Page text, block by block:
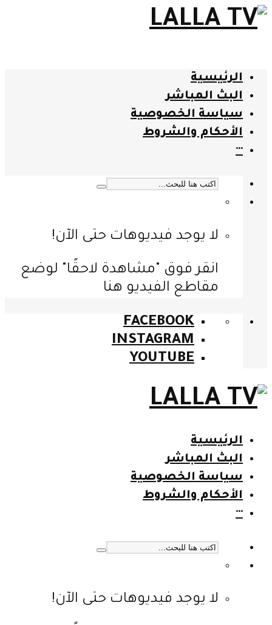
الرئيسية
البث المباشر
سياسة الخصوصية
الأحكام والشروط
···
لا يوجد فيديوهات حتى الآن!
انقر فوق "مشاهدة لاحقًا" لوضع
مقاطع الفيديو هنا
FACEBOOK
INSTAGRAM
YOUTUBE
الرئيسية
البث المباشر
سياسة الخصوصية
الأحكام والشروط
···
لا يوجد فيديوهات حتى الآن!